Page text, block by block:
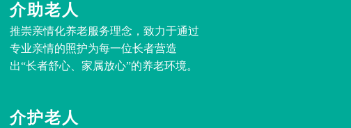
介助老人
推崇亲情化养老服务理念，致力于通过
专业亲情的照护为每一位长者营造
出“长者舒心、家属放心”的养老环境。
介护老人